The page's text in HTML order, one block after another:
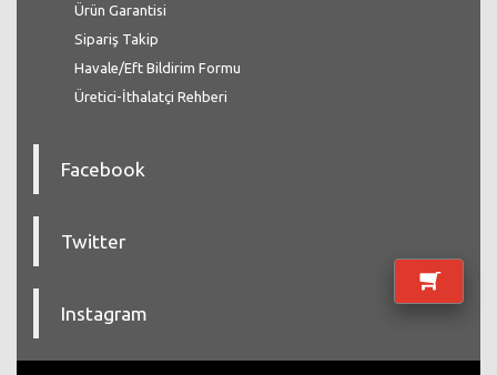
Ürün Garantisi
Sipariş Takip
Havale/Eft Bildirim Formu
Üretici-İthalatçi Rehberi
Facebook
Twitter
Instagram